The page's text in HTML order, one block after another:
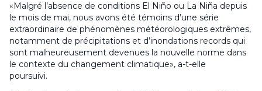
«Malgré l’absence de conditions El Niño ou La Niña depuis
le mois de mai, nous avons été témoins d’une série
extraordinaire de phénomènes météorologiques extrêmes,
notamment de précipitations et d’inondations records qui
sont malheureusement devenues la nouvelle norme dans
le contexte du changement climatique», a-t-elle
poursuivi.